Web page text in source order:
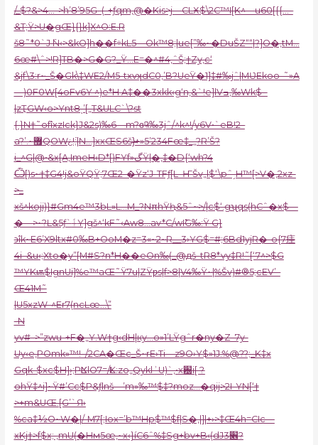
/_$?&>4…->h’8’95G–(-+ƒqm,@�Kis>j—CLӾ$\2C™I[K^—u60[{{…–
&T;Ÿ>U�gŒ}{}k]X^O:E.R
š8˜*0`J ߳N‹>&kO]h��f÷kL5—Ok™8;|ue[”‰~�DuŠZ““|?]O�‚tM…
6œ#\ˆ>!R]TB�>G�G?_Ÿ…E=�^#4,ˆŠ;†Zy,c‘
&jf\3:r~_Š�Gk\‡WE2/M5-txvʞdC0,’B?UeŸ�1]‡#‰jˆ|MƲEkoo-˜»A
—)0F0W[4oFѵ6Y ^)e*H A‡��3xkk‹g‘n,&`!e]lVߏ,‰Wk$ -
|zҬGW‹o>Ynt8ͺ’[„T&ULC`\?st
{ }N†˜ofîxzIck}J&2s)‰6—m?ɞӵ?‰3jˆ/^k^!/y6V•`eB!2–
a?’.~޿QOW¿!߳;|N…]xxŒS6š}̶+»5’234Fœ‡_„?R’Š?
i_^G|@•&x[A‚ImeH‹D*[)FYf»گŸ|�‚‡�D{‘wh?4
Ѽ[)s~†‡G4!j&oŸQŸ;7Œ2-�Ÿz‘J-TFƒ[L–ҤŠv„l$‘\pˆ͵H™[>V�‚2xz-
>_
xš^koji)}#Gm4e™3bL»L…M_?NπhŸԧ&5ˆ~>/|c$‘.gʯqs(hCˆ�x$—
�—>~?L&5ƒ`ٲY]gš^‘kF˜‹Aw8…av*C/wI߱G‰:Ÿ G}
϶îk~E6’X9ltx#0‰B+OoM�z=3«~2~R__3›YG$=#;6Bd1yjR�-o{7㾏
4i–&u‹;Xto�y”[M#S?n*H��eOn‰(_@дš–tR8*vy‡R!˜[‘7^>$G
™YKѭ$IgnUi]%e™aŒ˜Ÿ7u|ZŸƿs|f>8|V4‰Ÿ~|%Šv)#®5;cEV’–
Œ41M˜
|U5xzW-^Er7(ncLœ…\”
-N
yv#–>”zwu-+F�„Y.W†g‹dH|кy…o»1’LŸgˆr�ny�Z–7y-
Uy‹e,POmk»™!–/2CA�Œc_Š~rE›Ti—z9O›Y$»1J:%@??;_K‡x
Gqk-$xc$H]›;PⴿlO7=/ĿK:zo„QyklʾU)`‚•x԰i[ ?
ohŸ‡^i]~Ÿ#’Cc$P&ƒlnš—’m»‰™$‡?moz…�qij>2I-YN[‘†
>+m&UŒ.[G’`Я›
%ca‡½O~W�|/-M7[;Iox=’b™Hp$™$f|S�‚|]|+›>‡Œ4h=CIc—
xKj†>f$x; ‚mU(�Hм5œ,~x‹}íC6ˆ%‡Sg+bv+B‹(dJ3׎?